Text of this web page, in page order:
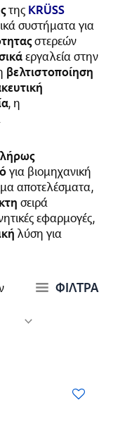
της KRÜSS
συστήματα για
στερεών
εργαλεία στην
βελτιστοποίηση
, η
για βιομηχανική
αποτελέσματα,
σειρά
εφαρμογές,
λύση για
ΦΙΛΤΡΑ